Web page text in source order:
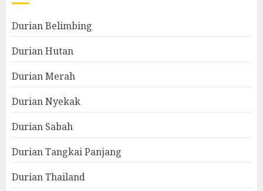
Durian Belimbing
Durian Hutan
Durian Merah
Durian Nyekak
Durian Sabah
Durian Tangkai Panjang
Durian Thailand